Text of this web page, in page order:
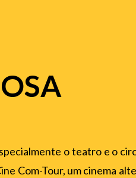
o teatro e o
Com-Tour, um cinema